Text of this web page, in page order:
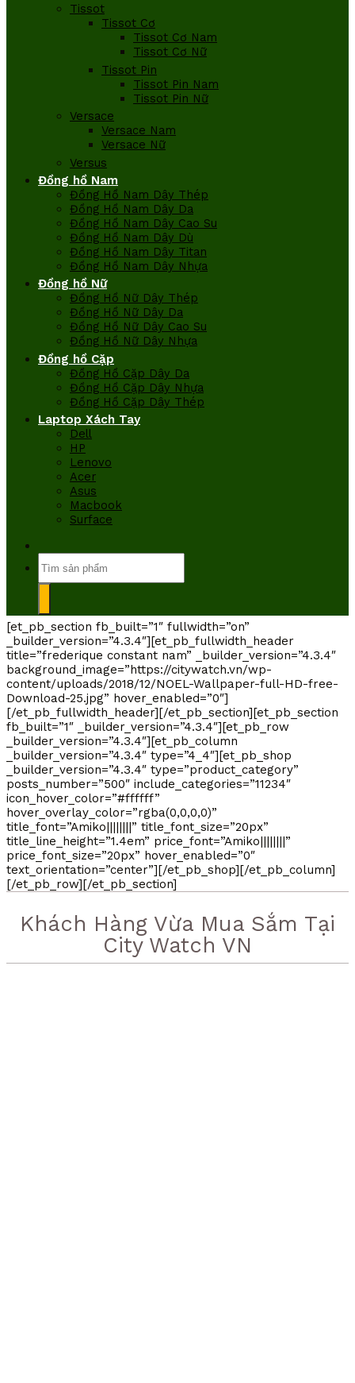
Tissot
Tissot Cơ
Tissot Cơ Nam
Tissot Cơ Nữ
Tissot Pin
Tissot Pin Nam
Tissot Pin Nữ
Versace
Versace Nam
Versace Nữ
Versus
Đồng hồ Nam
Đồng Hồ Nam Dây Thép
Đồng Hồ Nam Dây Da
Đồng Hồ Nam Dây Cao Su
Đồng Hồ Nam Dây Dù
Đồng Hồ Nam Dây Titan
Đồng Hồ Nam Dây Nhựa
Đồng hồ Nữ
Đồng Hồ Nữ Dây Thép
Đồng Hồ Nữ Dây Da
Đồng Hồ Nữ Dây Cao Su
Đồng Hồ Nữ Dây Nhựa
Đồng hồ Cặp
Đồng Hồ Cặp Dây Da
Đồng Hồ Cặp Dây Nhựa
Đồng Hồ Cặp Dây Thép
Laptop Xách Tay
Dell
HP
Lenovo
Acer
Asus
Macbook
Surface
kiếm:
[et_pb_section fb_built=”1″ fullwidth=”on”
_builder_version=”4.3.4″][et_pb_fullwidth_header
title=”frederique constant nam” _builder_version=”4.3.4″
background_image=”https://citywatch.vn/wp-
content/uploads/2018/12/NOEL-Wallpaper-full-HD-free-
Download-25.jpg” hover_enabled=”0″]
[/et_pb_fullwidth_header][/et_pb_section][et_pb_section
fb_built=”1″ _builder_version=”4.3.4″][et_pb_row
_builder_version=”4.3.4″][et_pb_column
_builder_version=”4.3.4″ type=”4_4″][et_pb_shop
_builder_version=”4.3.4″ type=”product_category”
posts_number=”500″ include_categories=”11234″
icon_hover_color=”#ffffff”
hover_overlay_color=”rgba(0,0,0,0)”
title_font=”Amiko||||||||” title_font_size=”20px”
title_line_height=”1.4em” price_font=”Amiko||||||||”
price_font_size=”20px” hover_enabled=”0″
text_orientation=”center”][/et_pb_shop][/et_pb_column]
[/et_pb_row][/et_pb_section]
Khách Hàng Vừa Mua Sắm Tại
City Watch VN